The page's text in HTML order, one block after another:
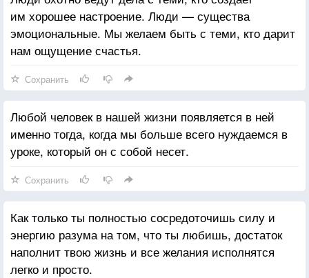
им хорошее настроение. Люди — существа
эмоциональные. Мы желаем быть с теми, кто дарит
нам ощущение счастья.
Сохранить
Любой человек в нашей жизни появляется в ней
именно тогда, когда мы больше всего нуждаемся в
уроке, который он с собой несет.
Сохранить
Как только ты полностью сосредоточишь силу и
энергию разума на том, что ты любишь, достаток
наполнит твою жизнь и все желания исполнятся
легко и просто.